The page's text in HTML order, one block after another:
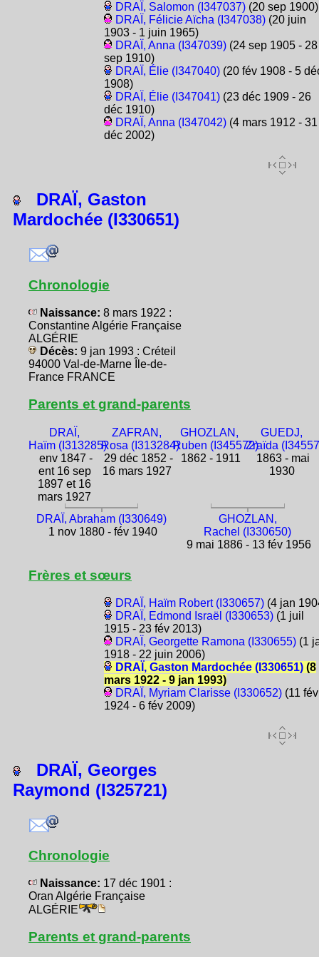
DRAÏ, Salomon (I347037)(20 sep 1900)
DRAÏ, Félicie Aïcha (I347038)(20 juin
1903 - 1 juin 1965)
DRAÏ, Anna (I347039)(24 sep 1905 - 28
sep 1910)
DRAÏ, Élie (I347040)(20 fév 1908 - 5
1908)
DRAÏ, Élie (I347041)(23 déc 1909 - 26
déc 1910)
DRAÏ, Anna (I347042)(4 mars 1912 - 31
déc 2002)
DRAÏ, Gaston
Mardochée (I330651)
Chronologie
Naissance: 8 mars 1922 :
Constantine Algérie Française
ALGÉRIE
Décès: 9 jan 1993 : Créteil
94000 Val-de-Marne Île-de-
France FRANCE
Parents et grand-parents
DRAÏ,
Haïm (I313285)
env 1847 -
ent 16 sep
1897 et 16
mars 1927
ZAFRAN,
Rosa (I313284)
29 déc 1852 -
16 mars 1927
GHOZLAN,
Ruben (I345572)
1862 - 1911
GUEDJ,
Zraïda
1863 - mai
1930
DRAÏ, Abraham (I330649)
1 nov 1880 - fév 1940
GHOZLAN,
Rachel (I330650)
9 mai 1886 - 13 fév 1956
Frères et sœurs
DRAÏ, Haïm Robert (I330657)(4 jan
DRAÏ, Edmond Israël (I330653)(1 juil
1915 - 23 fév 2013)
DRAÏ, Georgette Ramona (I330655)(1
1918 - 22 juin 2006)
DRAÏ, Gaston Mardochée (I330651)(8
mars 1922 - 9 jan 1993)
DRAÏ, Myriam Clarisse (I330652)(11 fév
1924 - 6 fév 2009)
DRAÏ, Georges
Raymond (I325721)
Chronologie
Naissance: 17 déc 1901 :
Oran Algérie Française
ALGÉRIE
Parents et grand-parents